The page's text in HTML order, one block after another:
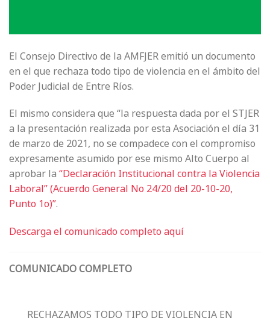
El Consejo Directivo de la AMFJER emitió un documento
en el que rechaza todo tipo de violencia en el ámbito del
Poder Judicial de Entre Ríos.
El mismo considera que “la respuesta dada por el STJER
a la presentación realizada por esta Asociación el día 31
de marzo de 2021, no se compadece con el compromiso
expresamente asumido por ese mismo Alto Cuerpo al
aprobar la“Declaración Institucional contra la Violencia
Laboral” (Acuerdo General No 24/20 del 20-10-20,
Punto 1o)”.
Descarga el comunicado completo aquí
COMUNICADO COMPLETO
RECHAZAMOS TODO TIPO DE VIOLENCIA EN